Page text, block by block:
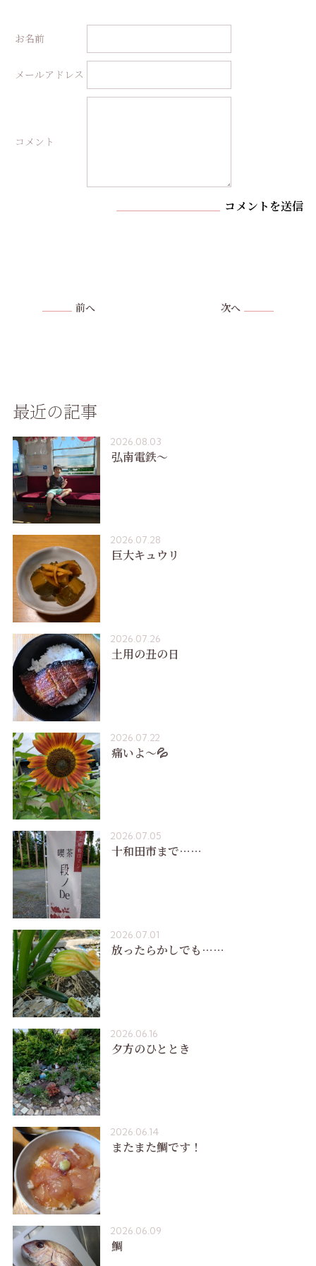
お名前
メールアドレス
コメント
コメントを送信
前へ 次へ
最近の記事
2026.08.03
弘南電鉄〜
2026.07.28
巨大キュウリ
2026.07.26
土用の丑の日
2026.07.22
痛いよ〜💦
2026.07.05
十和田市まで……
2026.07.01
放ったらかしでも……
2026.06.16
夕方のひととき
2026.06.14
またまた鯛です！
2026.06.09
鯛